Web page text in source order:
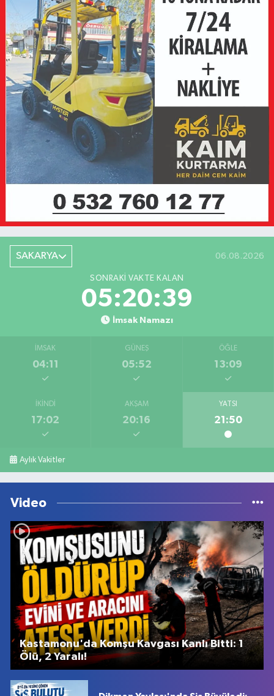
SAKARYA 06.08.2026
SONRAKI VAKTE KALAN
05:20:39
İmsak Namazı
İMSAK
04:11
GÜNEŞ
05:52
ÖĞLE
13:09
İKINDI
17:02
AKŞAM
20:16
YATSI
21:50
Aylık Vakitler
Video
Kastamonu'da Komşu Kavgası Kanlı Bitti: 1
Ölü, 2 Yaralı!